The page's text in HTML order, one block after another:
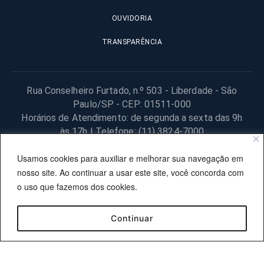
Usamos cookies para auxiliar e melhorar sua navegação em
nosso site. Ao continuar a usar este site, você concorda com
o uso que fazemos dos cookies.
Continuar
OUVIDORIA
TRANSPARÊNCIA
Rua Conselheiro Furtado, n.º 503 - Liberdade - São
Paulo/SP - CEP: 01511-000
Horários de Atendimento: de segunda a sexta das 9h
às 17h | Telefone: (11) 3824-7000
© 2025 Fundação Procon – SP – Todos os direitos reservados. |
Site desenvolvido pela PRODESP.